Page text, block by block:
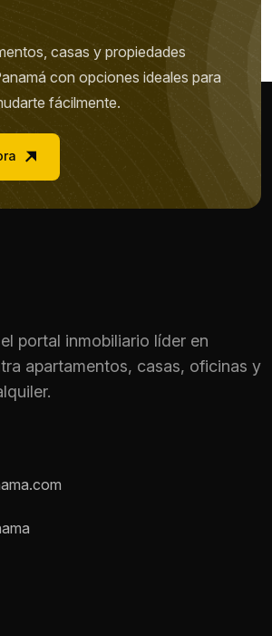
*
casas y propiedades
con opciones ideales para
fácilmente.
portal inmobiliario líder en
apartamentos, casas, oficinas y